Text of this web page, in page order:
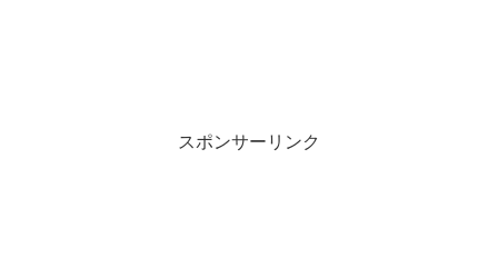
スポンサーリンク